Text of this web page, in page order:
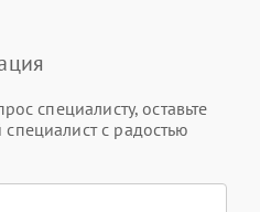
специалисту, оставьте
с радостью